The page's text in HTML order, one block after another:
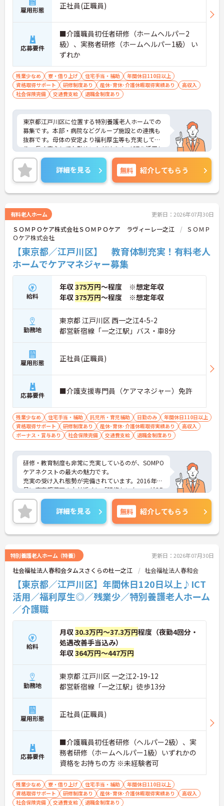
雇用形態 正社員(正職員)
応募要件
■介護職員初任者研修（ホームヘルパー2
級）、実務者研修（ホームヘルパー1級） い
ずれか
残業少なめ 寮・借り上げ 住宅手当・補助
年間休日110日以上
資格取得サポート
研修制度あり 産休･育休･介護休暇取得実績あり
高収入
社会保険完備
交通費支給 退職金制度あり
東京都江戸川区に位置する特別養護老人ホームでの
募集です。本部・病院などグループ施設との連携も
抜群です。母体の安定より福利厚生等も充実してお
り、長く安心してお勤めいただけます。ICTを活用し
た職員の負担軽減や、最先端の調理システムを導入
しており、働きやすい環境が整っています。
ご興味のある方には、面接対策ポイントなど、さら
に詳細をお話しいたしますので、お気軽にご相談く
ださい。
詳細を見る 無料 紹介してもらう
有料老人ホーム 更新日：2026年07月30日
ＳＯＭＰＯケア株式会社ＳＯＭＰＯケア ラヴィーレ一之江
ＳＯＭＰ
Ｏケア株式会社
【東京都／江戸川区】 教育体制充実！有料老人
ホームでケアマネジャー募集
給料
年収375万円～程度 ※想定年収
年収375万円～程度 ※想定年収
勤務地
東京都 江戸川区 西一之江4-5-2
都営新宿線「一之江駅」バス・車8分
雇用形態 正社員(正職員)
応募要件 ■介護支援専門員（ケアマネジャー）免許
残業少なめ 住宅手当・補助 託児所・育児補助 日勤のみ
年間休日110日以上
資格取得サポート
研修制度あり 産休･育休･介護休暇取得実績あり
高収入
ボーナス・賞与あり
社会保険完備 交通費支給 退職金制度あり
研修・教育制度も非常に充実しているのが、SOMPO
ケアネクストの最大の魅力です。
充実の受け入れ態勢が完備されています。2016年4
月に東京都港区の本社近くに「研修センター」がOP
EN！模擬施設となっており、全職種共通でリアルな
研修が受けられます。このような取り組みも業界で
は非常にめずらしいものとなっており、社員思いの
環境がしっかりと完備されている企業ですので、長
く働くにはオススメの環境です。
詳細を見る 無料 紹介してもらう
特別養護老人ホーム（特養） 更新日：2026年07月30日
社会福祉法人春和会タムスさくらの杜一之江 社会福祉法人春和会
【東京都／江戸川区】年間休日120日以上♪ICT
活用／福利厚生◎／残業少／特別養護老人ホーム
／介護職
給料
月収30.3万円～37.3万円程度（夜勤4回分・
処遇改善手当込み）
年収364万円～447万円
勤務地
東京都 江戸川区 一之江2-19-12
都営新宿線「一之江駅」徒歩13分
雇用形態 正社員(正職員)
応募要件
■介護職員初任者研修（ヘルパー2級）、実
務者研修（ホームヘルパー1級）いずれかの
資格をお持ちの方 ※未経験者可
残業少なめ 寮・借り上げ 住宅手当・補助
年間休日110日以上
資格取得サポート
研修制度あり 産休･育休･介護休暇取得実績あり
高収入
社会保険完備
交通費支給 退職金制度あり